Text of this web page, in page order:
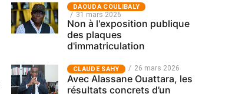
‎DAOUDA COULIBALY
31 mars 2026
Non à l'exposition publique
des plaques
d'immatriculation
CLAUDE SAHY 26 mars 2026
Avec Alassane Ouattara, les
résultats concrets d’un